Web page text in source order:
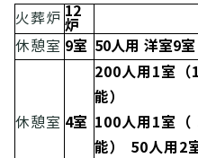
火葬炉 12
炉
休憩室 9室 50人用 洋室9室
休憩室 4室
200人用1室（
能）
100人用1室（
能） 50人用2